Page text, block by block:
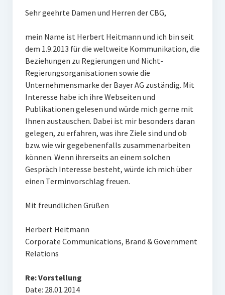
Sehr geehrte Damen und Herren der CBG,
mein Name ist Herbert Heitmann und ich bin seit
dem 1.9.2013 für die weltweite Kommunikation, die
Beziehungen zu Regierungen und Nicht-
Regierungsorganisationen sowie die
Unternehmensmarke der Bayer AG zuständig. Mit
Interesse habe ich ihre Webseiten und
Publikationen gelesen und würde mich gerne mit
Ihnen austauschen. Dabei ist mir besonders daran
gelegen, zu erfahren, was ihre Ziele sind und ob
bzw. wie wir gegebenenfalls zusammenarbeiten
können. Wenn ihrerseits an einem solchen
Gespräch Interesse besteht, würde ich mich über
einen Terminvorschlag freuen.
Mit freundlichen Grüßen
Herbert Heitmann
Corporate Communications, Brand & Government
Relations
Re: Vorstellung
Date: 28.01.2014